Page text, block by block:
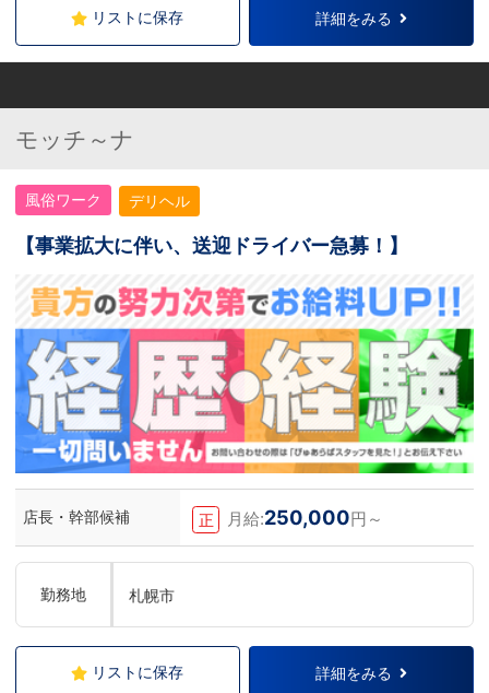
リストに保存 詳細をみる
モッチ～ナ
風俗ワーク デリヘル
【事業拡大に伴い、送迎ドライバー急募！】
店長・幹部候補 正 月給:250,000円～
勤務地 札幌市
リストに保存 詳細をみる